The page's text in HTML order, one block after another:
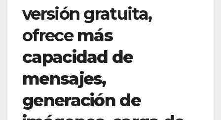
versión gratuita,
ofrecemás
capacidad de
mensajes,
generación de